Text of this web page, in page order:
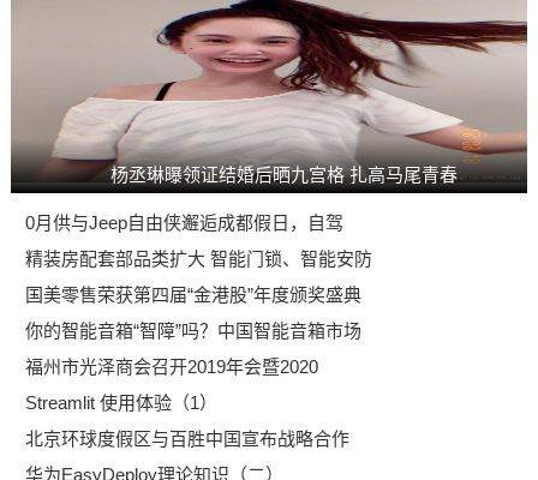
杨丞琳曝领证结婚后晒九宫格 扎高马尾青春
0月供与Jeep自由侠邂逅成都假日，自驾
精装房配套部品类扩大 智能门锁、智能安防
国美零售荣获第四届“金港股”年度颁奖盛典
你的智能音箱“智障”吗？中国智能音箱市场
福州市光泽商会召开2019年会暨2020
Streamlit 使用体验（1）
北京环球度假区与百胜中国宣布战略合作
华为EasyDeploy理论知识（二）